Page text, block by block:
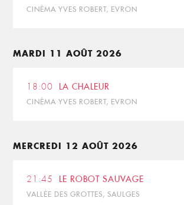
CINÉMA YVES ROBERT, EVRON
MARDI 11 AOÛT 2026
18:00 LA CHALEUR
CINÉMA YVES ROBERT, EVRON
MERCREDI 12 AOÛT 2026
21:45 LE ROBOT SAUVAGE
VALLÉE DES GROTTES, SAULGES